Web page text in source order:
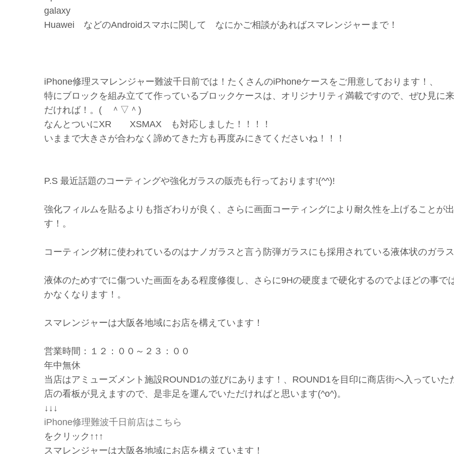
galaxy
Huawei などのAndroidスマホに関して なにかご相談があればスマレンジャーまで！
iPhone修理スマレンジャー難波千日前では！たくさんのiPhoneケースをご用意しております！、
特にブロックを組み立てて作っているブロックケースは、オリジナリティ満載ですので、ぜひ見に
だければ！。( ＾▽＾)
なんとついにXR XSMAX も対応しました！！！！
いままで大きさが合わなく諦めてきた方も再度みにきてくださいね！！！
P.S 最近話題のコーティングや強化ガラスの販売も行っております!(^^)!
強化フィルムを貼るよりも指ざわりが良く、さらに画面コーティングにより耐久性を上げることが
す！。
コーティング材に使われているのはナノガラスと言う防弾ガラスにも採用されている液体状のガラス
液体のためすでに傷ついた画面をある程度修復し、さらに9Hの硬度まで硬化するのでよほどの事で
かなくなります！。
スマレンジャーは大阪各地域にお店を構えています！
営業時間：１２：００～２３：００
年中無休
当店はアミューズメント施設ROUND1の並びにあります！、ROUND1を目印に商店街へ入っていた
店の看板が見えますので、是非足を運んでいただければと思います(^o^)。
↓↓↓
iPhone修理難波千日前店はこちら
をクリック↑↑↑
スマレンジャーは大阪各地域にお店を構えています！